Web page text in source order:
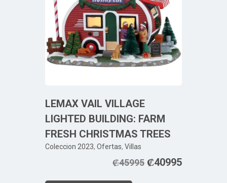
LEMAX VAIL VILLAGE
LIGHTED BUILDING: FARM
FRESH CHRISTMAS TREES
Coleccion 2023, Ofertas, Villas
₡45995 ₡40995